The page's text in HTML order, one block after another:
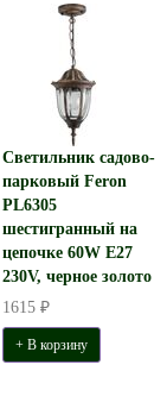
Светильник садово-
парковый Feron
PL6305
шестигранный на
цепочке 60W E27
230V, черное золото
1615 ₽
+ В корзину